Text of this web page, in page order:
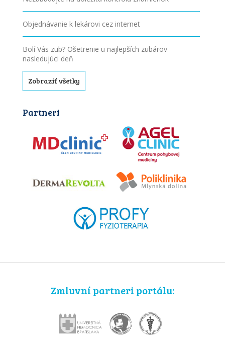
Objednávanie k lekárovi cez internet
Bolí Vás zub? Ošetrenie u najlepších zubárov
nasledujúci deň
Zobraziť všetky
Partneri
Zmluvní partneri portálu: